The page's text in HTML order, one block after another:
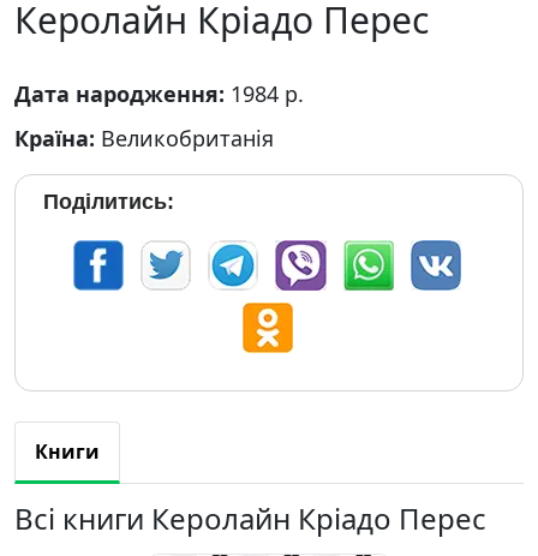
Керолайн Кріадо Перес
Дата народження: 1984 р.
Країна: Великобританія
Поділитись:
Книги
Всі книги Керолайн Кріадо Перес